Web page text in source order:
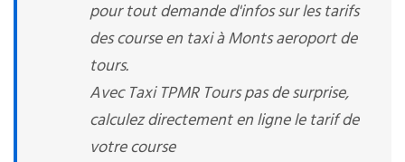
pour tout demande d'infos sur les tarifs
des course en taxi à Monts aeroport de
tours.
Avec Taxi TPMR Tours pas de surprise,
calculez directement en ligne le tarif de
votre course